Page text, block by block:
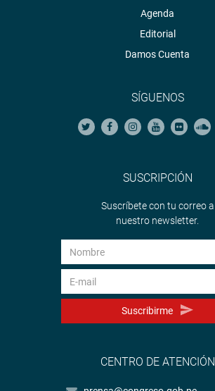
Agenda
Editorial
Damos Cuenta
SÍGUENOS
SUSCRIPCIÓN
Suscríbete con tu correo a
nuestro newsletter.
Suscribirme
CENTRO DE ATENCIÓN